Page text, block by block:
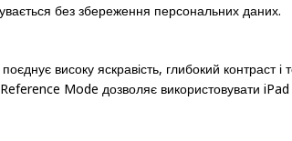
без збереження персональних даних.
високу яскравість, глибокий
Mode дозволяє використовувати